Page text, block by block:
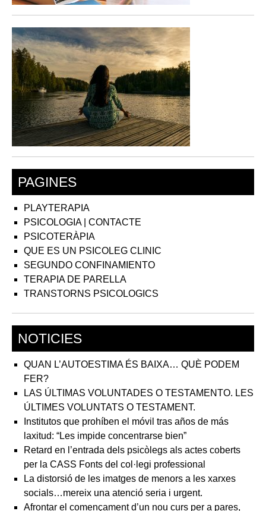
PAGINES
PLAYTERAPIA
PSICOLOGIA | CONTACTE
PSICOTERÀPIA
QUE ES UN PSICOLEG CLINIC
SEGUNDO CONFINAMIENTO
TERAPIA DE PARELLA
TRANSTORNS PSICOLOGICS
NOTICIES
QUAN L’AUTOESTIMA ÉS BAIXA… QUÈ PODEM
FER?
LAS ÚLTIMAS VOLUNTADES O TESTAMENTO. LES
ÚLTIMES VOLUNTATS O TESTAMENT.
Institutos que prohíben el móvil tras años de más
laxitud: “Les impide concentrarse bien”
Retard en l’entrada dels psicòlegs als actes coberts
per la CASS Fonts del col·legi professional
La distorsió de les imatges de menors a les xarxes
socials…mereix una atenció seria i urgent.
Afrontar el començament d’un nou curs per a pares,